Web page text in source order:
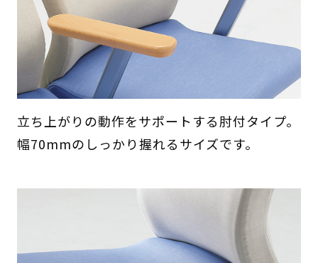
立ち上がりの動作をサポートする肘付タイプ。
幅70mmのしっかり握れるサイズです。